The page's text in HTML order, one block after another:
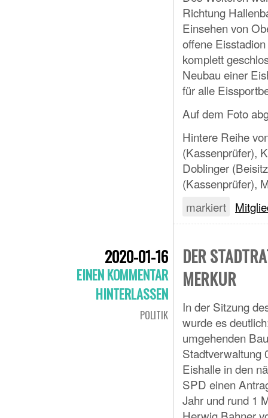
Richtung
Einsehen von
offene
komplett
Neubau einer
für alle
Auf dem Foto
Hintere Reihe
(Kassenprüfer),
Doblinger
(Kassenprüfer),
markiert
2020-01-16
EINEN KOMMENTAR
HINTERLASSEN
POLITIK
DER
MERKUR
In der Sitzung
wurde es
umgehenden
Stadtverwaltung
Eishalle in den
SPD einen
Jahr und rund 1